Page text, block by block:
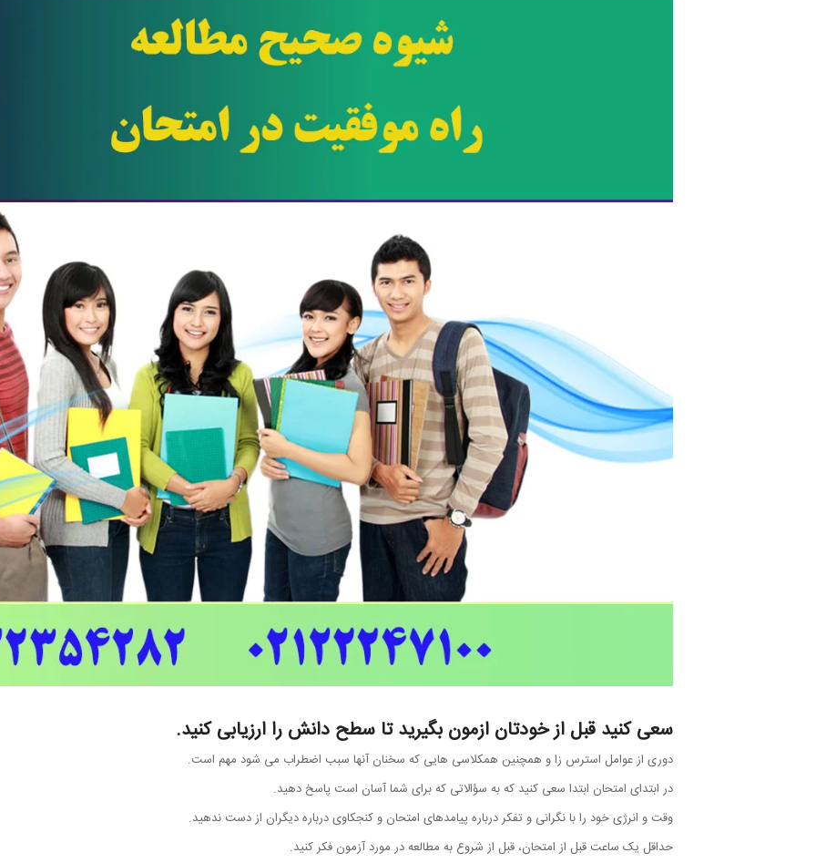
سعی کنید قبل از خودتان ازمون بگیرید تا سطح دانش را ارزیابی کنید.
دوری از عوامل استرس زا و همچنین همکلاسی هایی که سخنان آنها سبب اضطراب می شود مهم است.
در ابتدای امتحان ابتدا سعی کنید که به سؤالاتی که برای شما آسان است پاسخ دهید.
وقت و انرژی خود را با نگرانی و تفکر درباره پیامدهای امتحان و کنجکاوی درباره دیگران از دست ندهید.
حداقل یک ساعت قبل از امتحان، قبل از شروع به مطالعه در مورد آزمون فکر کنید.